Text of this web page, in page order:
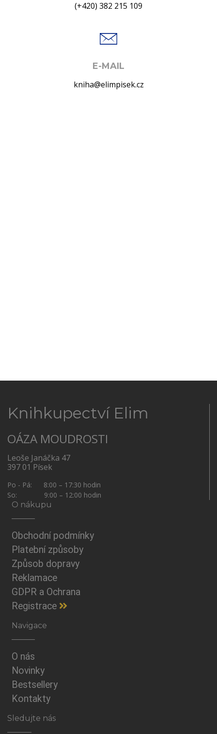
(+420) 382 215 109
E-MAIL
kniha@elimpisek.cz
Knihkupectví Elim
OÁZA MOUDROSTI
Leoše Janáčka 47
397 01 Písek
Po - Pá: 8:00 – 17:30 hodin
So: 9:00 – 12:00 hodin
O nákupu
Obchodní podmínky
Platební způsoby
Způsob dopravy
Reklamace
GDPR a Ochrana
Registrace
Navigace
O nás
Novinky
Bestsellery
Kontakty
Sledujte nás